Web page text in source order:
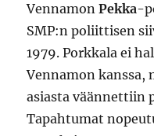
VennamonPekka-
SMP:n poliittisen
1979. Porkkala ei
Vennamon kanssa,
asiasta väännettiin
Tapahtumat